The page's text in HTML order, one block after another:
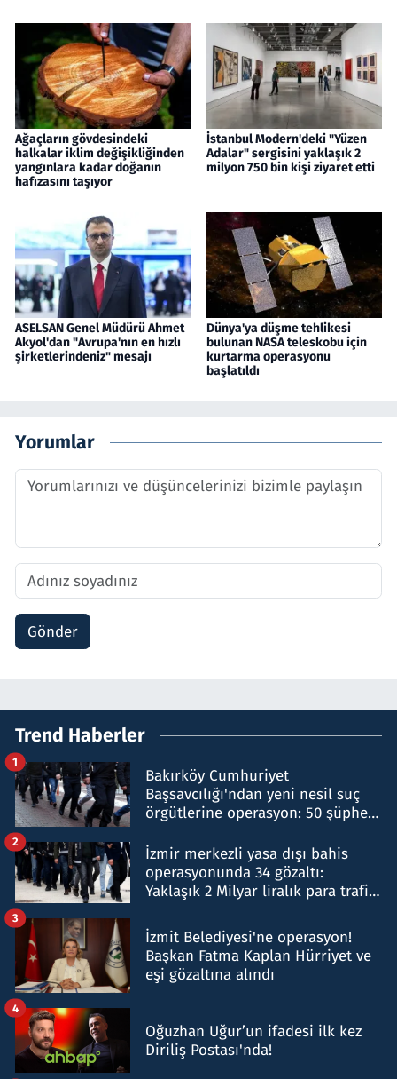
Ağaçların gövdesindeki
halkalar iklim değişikliğinden
yangınlara kadar doğanın
hafızasını taşıyor
İstanbul Modern'deki "Yüzen
Adalar" sergisini yaklaşık 2
milyon 750 bin kişi ziyaret etti
ASELSAN Genel Müdürü Ahmet
Akyol'dan "Avrupa'nın en hızlı
şirketlerindeniz" mesajı
Dünya'ya düşme tehlikesi
bulunan NASA teleskobu için
kurtarma operasyonu
başlatıldı
Yorumlar
Gönder
Trend Haberler
Bakırköy Cumhuriyet
Başsavcılığı'ndan yeni nesil suç
örgütlerine operasyon: 50 şüpheli
1
İzmir merkezli yasa dışı bahis
operasyonunda 34 gözaltı:
Yaklaşık 2 Milyar liralık para trafiği
2
İzmit Belediyesi'ne operasyon!
Başkan Fatma Kaplan Hürriyet ve
eşi gözaltına alındı
3
Oğuzhan Uğur’un ifadesi ilk kez
Diriliş Postası'nda!
4